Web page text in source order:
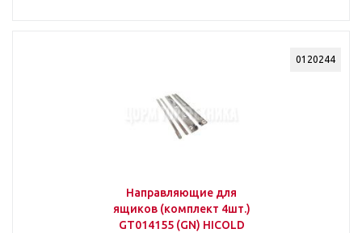
0120244
Направляющие для
ящиков (комплект 4шт.)
GT014155 (GN) HICOLD